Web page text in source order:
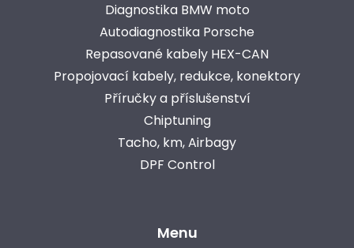
Diagnostika BMW moto
Autodiagnostika Porsche
Repasované kabely HEX-CAN
Propojovací kabely, redukce, konektory
Příručky a příslušenství
Chiptuning
Tacho, km, Airbagy
DPF Control
Menu